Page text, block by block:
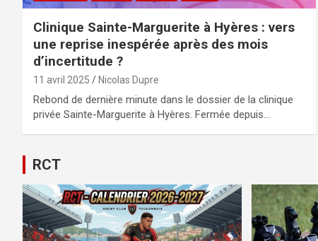
Clinique Sainte-Marguerite à Hyères : vers
une reprise inespérée après des mois
d’incertitude ?
11 avril 2025 Nicolas Dupre
Rebond de dernière minute dans le dossier de la clinique
privée Sainte-Marguerite à Hyères. Fermée depuis…
RCT